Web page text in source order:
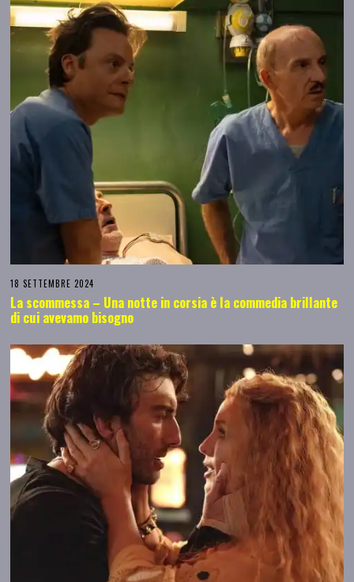
18 SETTEMBRE 2024
La scommessa – Una notte in corsia è la commedia brillante
di cui avevamo bisogno